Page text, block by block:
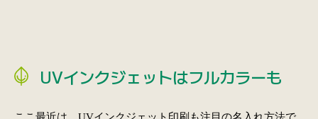
UVインクジェットはフルカラーも
ここ最近は、UVインクジェット印刷も注目の名入れ方法で